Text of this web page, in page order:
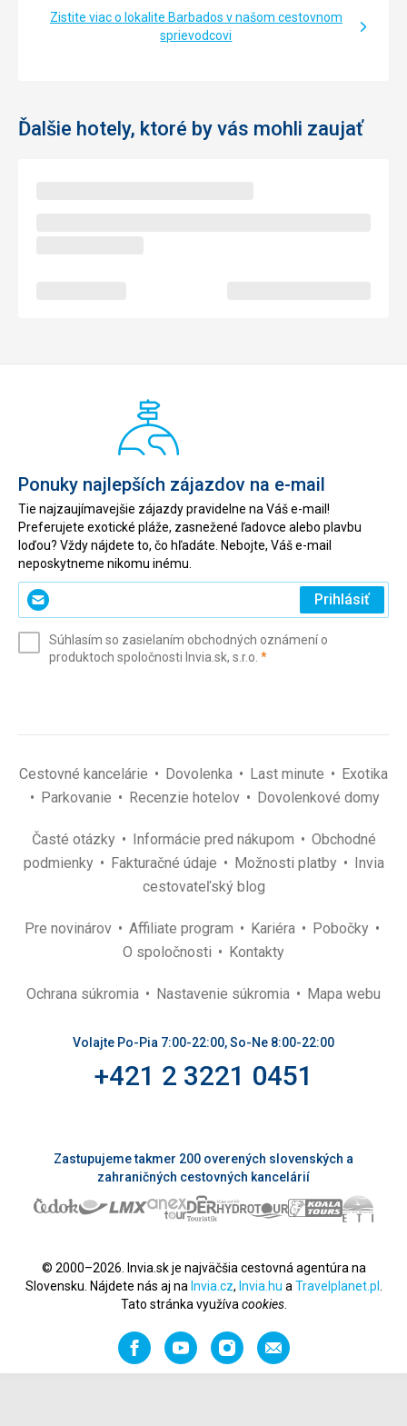
Zistite viac o lokalite Barbados v našom cestovnom
sprievodcovi
Ďalšie hotely, ktoré by vás mohli zaujať
Ponuky najlepších zájazdov na e-mail
Tie najzaujímavejšie zájazdy pravidelne na Váš e-mail!
Preferujete exotické pláže, zasnežené ľadovce alebo plavbu
loďou? Vždy nájdete to, čo hľadáte. Nebojte, Váš e-mail
neposkytneme nikomu inému.
Zadajte
svoj
(povinné)
Prihlásiť
Súhlasím so zasielaním obchodných oznámení o
produktoch spoločnosti Invia.sk, s.r.o. *(povinné)
Cestovné kancelárie Dovolenka Last minute
Exotika
Parkovanie
Recenzie hotelov Dovolenkové domy
Časté otázky Informácie pred nákupom
Obchodné
podmienky
Fakturačné údaje Možnosti platby
Invia
cestovateľský blog
Pre novinárov Affiliate program Kariéra
Pobočky
O spoločnosti
Kontakty
Ochrana súkromia Nastavenie súkromia Mapa webu
Volajte Po-Pia 7:00-22:00, So-Ne 8:00-22:00
+421 2 3221 0451
Zastupujeme takmer 200 overených slovenských a
zahraničných cestovných kancelárií
© 2000–2026. Invia.sk je najväčšia cestovná agentúra na
Slovensku. Nájdete nás aj na Invia.cz, Invia.hu a Travelplanet.pl
Tato stránka využíva cookies.
FacebookYouTubeInstagramOdporučiť